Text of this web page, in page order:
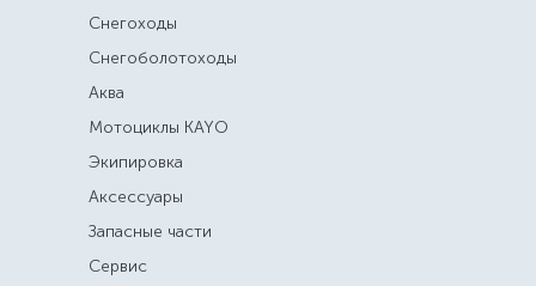
Снегоходы
Снегоболотоходы
Аква
Мотоциклы KAYO
Экипировка
Аксессуары
Запасные части
Сервис